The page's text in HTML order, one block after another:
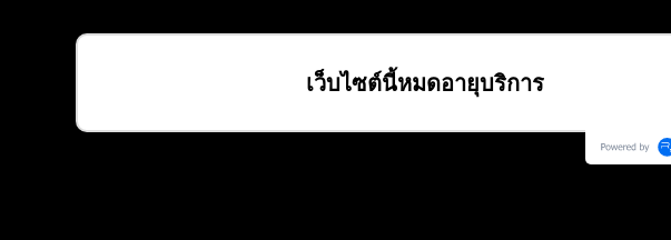
เว็บไซต์นี้หมดอายุบริการ